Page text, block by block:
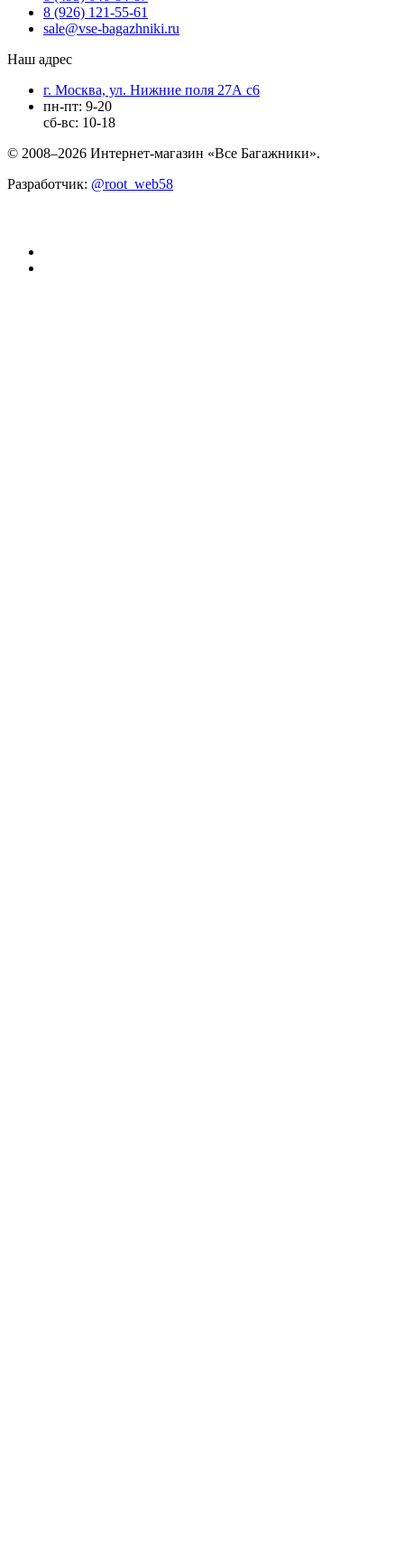
8 (926) 121-55-61
sale@vse-bagazhniki.ru
Наш адрес
г. Москва, ул. Нижние поля 27А с6
пн-пт: 9-20
сб-вс: 10-18
© 2008–2026 Интернет-магазин «Все Багажники».
Разработчик: @root_web58